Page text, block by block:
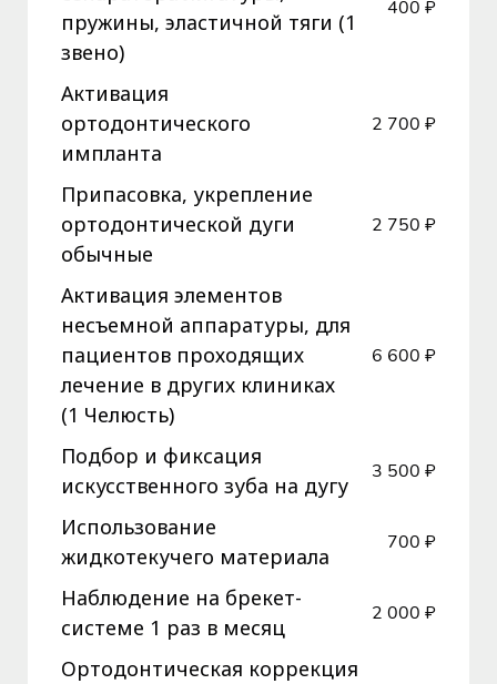
пружины, эластичной тяги (1
звено)
400 ₽
Активация
ортодонтического
импланта
2 700 ₽
Припасовка, укрепление
ортодонтической дуги
обычные
2 750 ₽
Активация элементов
несъемной аппаратуры, для
пациентов проходящих
лечение в других клиниках
(1 Челюсть)
6 600 ₽
Подбор и фиксация
искусственного зуба на дугу
3 500 ₽
Использование
жидкотекучего материала
700 ₽
Наблюдение на брекет-
системе 1 раз в месяц
2 000 ₽
Ортодонтическая коррекция